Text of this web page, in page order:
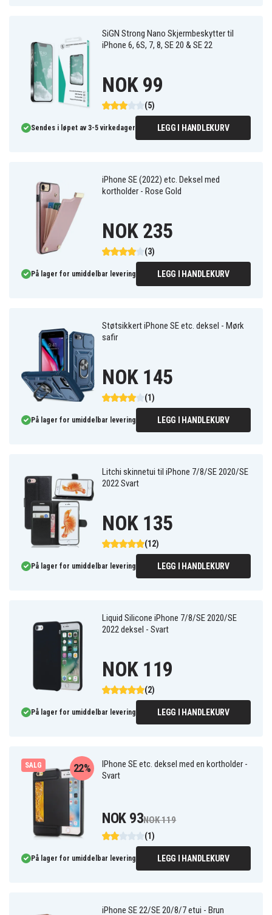
SiGN Strong Nano Skjermbeskytter til
iPhone 6, 6S, 7, 8, SE 20 & SE 22
(5)
NOK 99
Sendes i løpet av 3-5 virkedager LEGG I HANDLEKURV
iPhone SE (2022) etc. Deksel med
kortholder - Rose Gold
(3)
NOK 235
På lager for umiddelbar levering LEGG I HANDLEKURV
Støtsikkert iPhone SE etc. deksel - Mørk
safir
(1)
NOK 145
På lager for umiddelbar levering LEGG I HANDLEKURV
Litchi skinnetui til iPhone 7/8/SE 2020/SE
2022 Svart
(12)
NOK 135
På lager for umiddelbar levering LEGG I HANDLEKURV
Liquid Silicone iPhone 7/8/SE 2020/SE
2022 deksel - Svart
(2)
NOK 119
På lager for umiddelbar levering LEGG I HANDLEKURV
SALG
IPhone SE etc. deksel med en kortholder -
Svart
(1)
22%
NOK 93NOK 119
På lager for umiddelbar levering LEGG I HANDLEKURV
iPhone SE 22/SE 20/8/7 etui - Brun